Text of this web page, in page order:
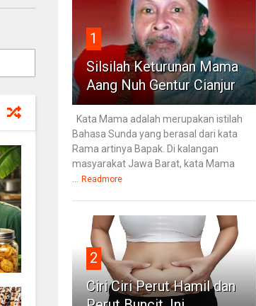
1
Silsilah Keturunan Mama
Aang Nuh Gentur Cianjur
Kata Mama adalah merupakan istilah
Bahasa Sunda yang berasal dari kata
Rama artinya Bapak. Di kalangan
masyarakat Jawa Barat, kata Mama
... Readmore
2
Ciri Ciri Perut Hamil dan